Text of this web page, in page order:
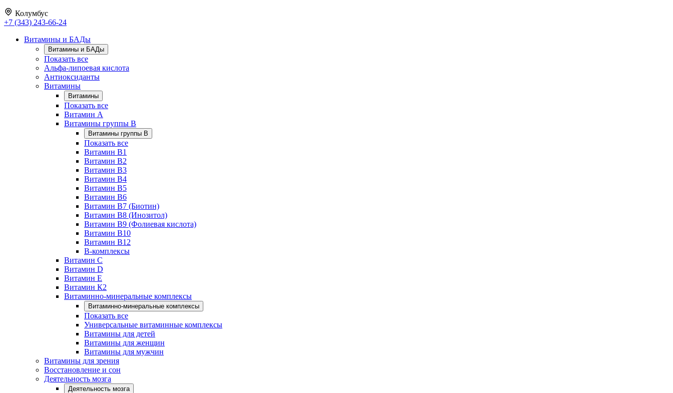
Колумбус
+7 (343) 243-66-24
Витамины и БАДы
Витамины и БАДы
Показать все
Альфа-липоевая кислота
Антиоксиданты
Витамины
Витамины
Показать все
Витамин A
Витамины группы B
Витамины группы B
Показать все
Витамин B1
Витамин B2
Витамин B3
Витамин B4
Витамин B5
Витамин B6
Витамин B7 (Биотин)
Витамин B8 (Инозитол)
Витамин B9 (Фолиевая кислота)
Витамин B10
Витамин B12
B-комплексы
Витамин C
Витамин D
Витамин E
Витамин К2
Витаминно-минеральные комплексы
Витаминно-минеральные комплексы
Показать все
Универсальные витаминные комплексы
Витамины для детей
Витамины для женщин
Витамины для мужчин
Витамины для зрения
Восстановление и сон
Деятельность мозга
Деятельность мозга